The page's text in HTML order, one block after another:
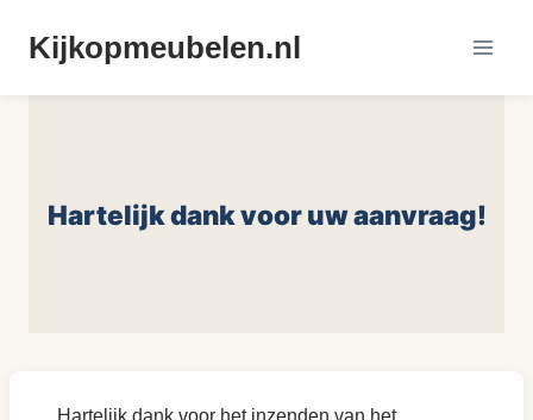
naarKijkopmeubelen.nl
Hartelijk dank voor uw aanvraag!
Hartelijk dank voor het inzenden van het